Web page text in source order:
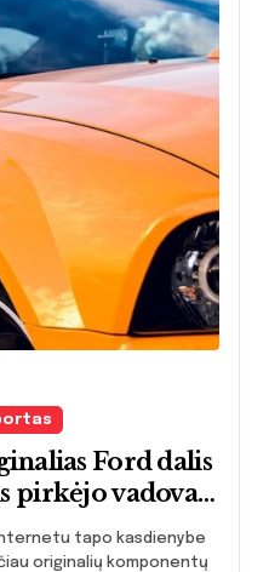
Ford dalis
pirkėjo vadovas
ir klaidų
originalių komponentų